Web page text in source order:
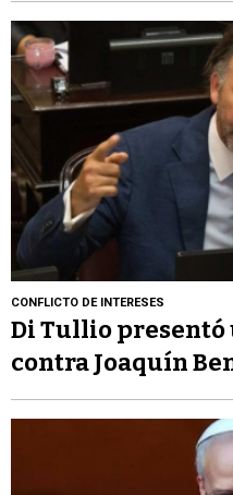
CONFLICTO DE INTERESES
Di Tullio
contra Joaquín